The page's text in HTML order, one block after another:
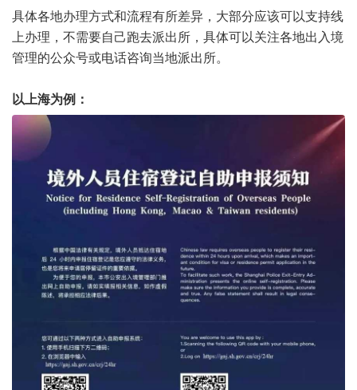
具体各地办理方式和流程有所差异，大部分应该可以支持线
上办理，不需要自己跑去派出所，具体可以关注各地出入境
管理的公众号或电话咨询当地派出所。
以上海为例：